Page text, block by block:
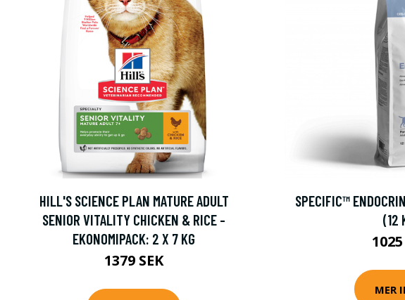
HILL'S SCIENCE PLAN MATURE ADULT
SENIOR VITALITY CHICKEN & RICE -
EKONOMIPACK: 2 X 7 KG
1379 SEK
SPECIFIC™
(12
MER